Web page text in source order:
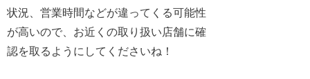
状況、営業時間などが違ってくる可能性
が高いので、お近くの取り扱い店舗に確
認を取るようにしてくださいね！